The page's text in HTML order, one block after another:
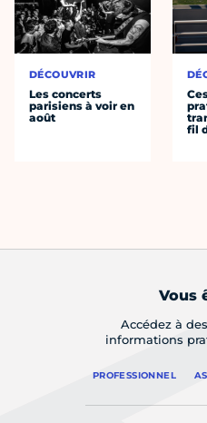
DÉCOUVRIR
Les concerts
parisiens à voir en
août
fil
Vous
Accédez à
informations
PROFESSIONNEL